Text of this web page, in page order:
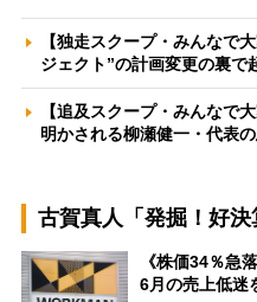
【独走スクープ・みんなで
ジェクト”の計画変更の裏で
【追及スクープ・みんなで
明かされる柳瀬健一・代表
古賀真人「発掘！好決
《株価34％急
6月の売上低迷